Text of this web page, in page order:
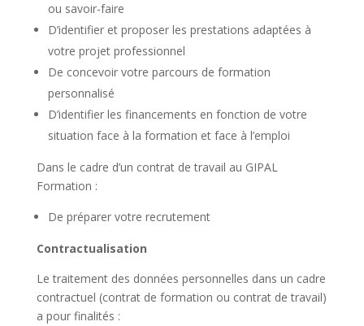
ou savoir-faire
D’identifier et proposer les prestations adaptées à
votre projet professionnel
De concevoir votre parcours de formation
personnalisé
D’identifier les financements en fonction de votre
situation face à la formation et face à l’emploi
Dans le cadre d’un contrat de travail au GIPAL
Formation :
De préparer votre recrutement
Contractualisation
Le traitement des données personnelles dans un cadre
contractuel (contrat de formation ou contrat de travail)
a pour finalités :